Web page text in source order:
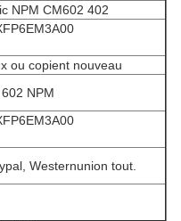
NPM CM602 402
ou copient nouveau
NPM
Westernunion tout.